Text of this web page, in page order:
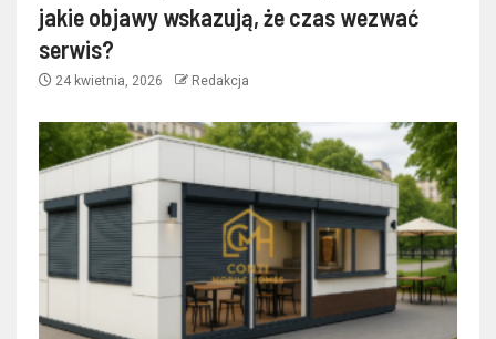
jakie objawy wskazują, że czas wezwać
serwis?
24 kwietnia, 2026 Redakcja